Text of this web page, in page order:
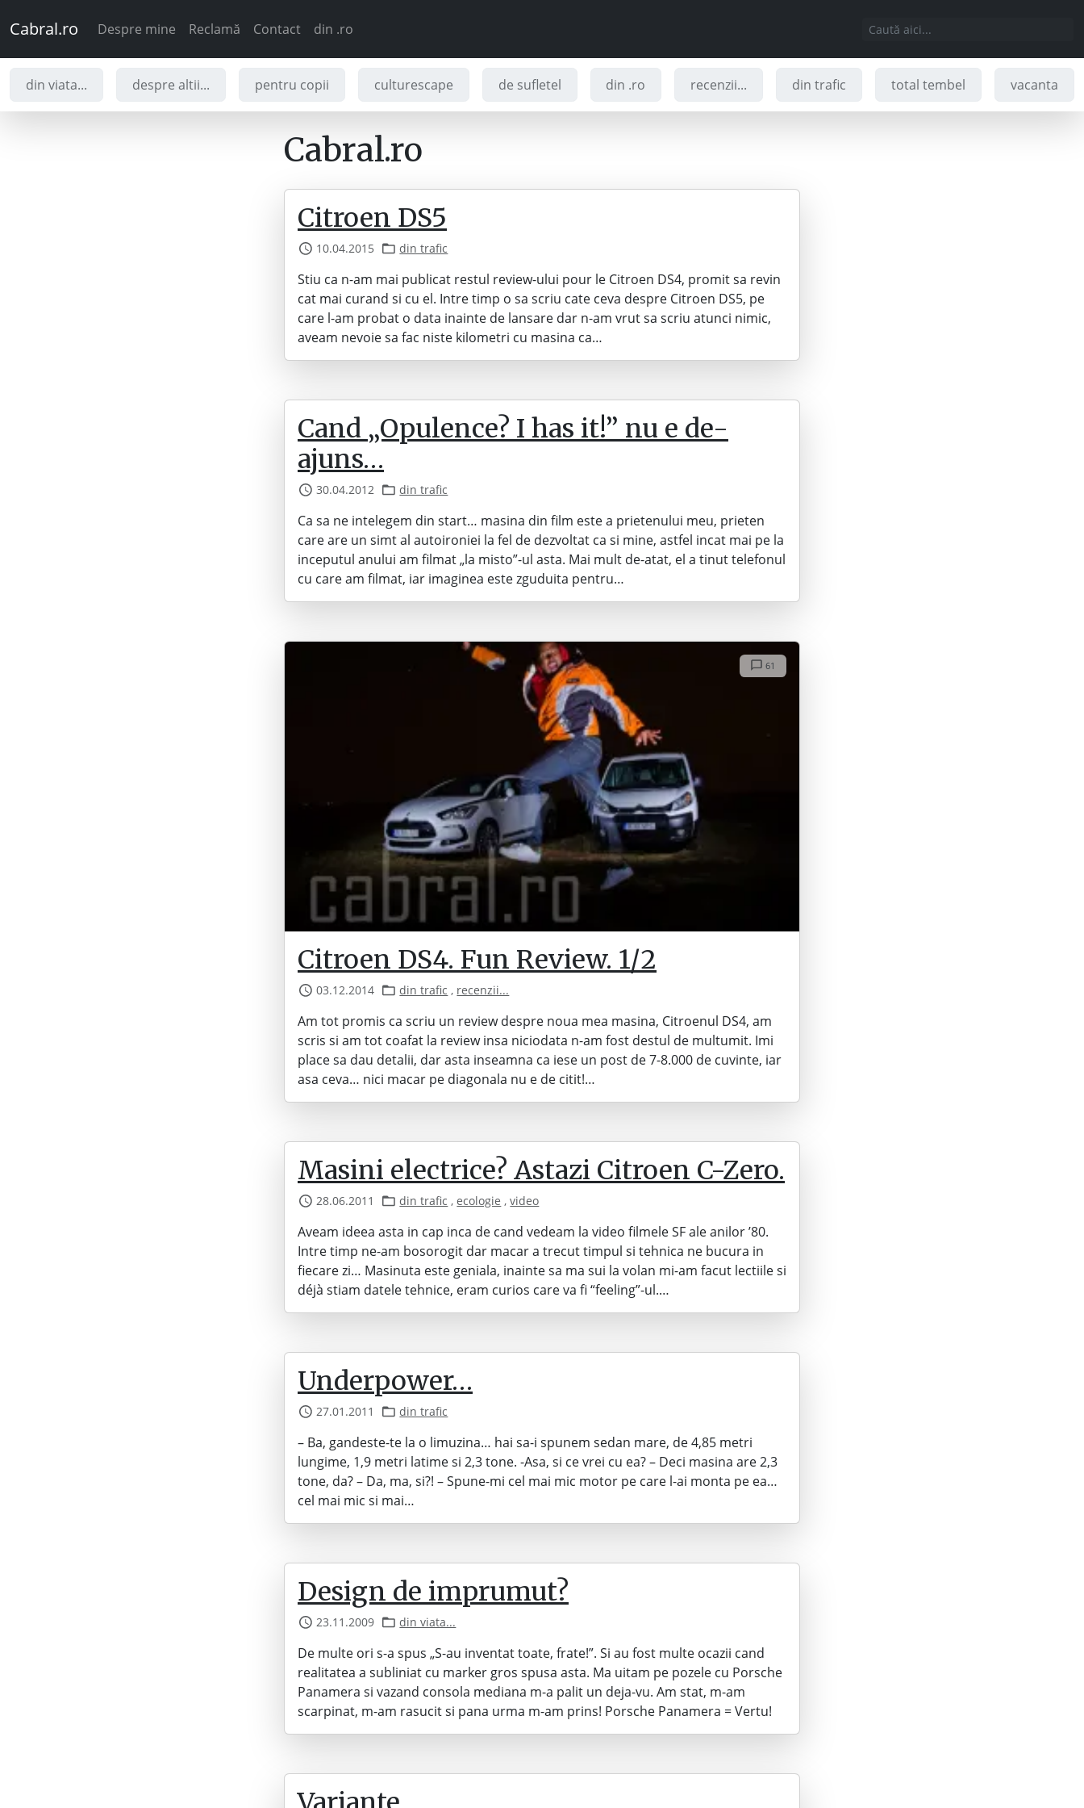
Cabral.ro Despre mine Reclamă Contact din .ro
din viata... despre altii... pentru copii culturescape de sufletel din .ro recenzii... din trafic total tembel vacanta
Cabral.ro
Citroen DS5
10.04.2015 din trafic
Stiu ca n-am mai publicat restul review-ului pour le Citroen DS4, promit sa revin
cat mai curand si cu el. Intre timp o sa scriu cate ceva despre Citroen DS5, pe
care l-am probat o data inainte de lansare dar n-am vrut sa scriu atunci nimic,
aveam nevoie sa fac niste kilometri cu masina ca…
Cand „Opulence? I has it!” nu e de-
ajuns…
30.04.2012 din trafic
Ca sa ne intelegem din start… masina din film este a prietenului meu, prieten
care are un simt al autoironiei la fel de dezvoltat ca si mine, astfel incat mai pe la
inceputul anului am filmat „la misto”-ul asta. Mai mult de-atat, el a tinut telefonul
cu care am filmat, iar imaginea este zguduita pentru…
61
Citroen DS4. Fun Review. 1/2
03.12.2014 din trafic , recenzii...
Am tot promis ca scriu un review despre noua mea masina, Citroenul DS4, am
scris si am tot coafat la review insa niciodata n-am fost destul de multumit. Imi
place sa dau detalii, dar asta inseamna ca iese un post de 7-8.000 de cuvinte, iar
asa ceva… nici macar pe diagonala nu e de citit!…
Masini electrice? Astazi Citroen C-Zero.
28.06.2011 din trafic ,ecologie ,video
Aveam ideea asta in cap inca de cand vedeam la video filmele SF ale anilor ’80.
Intre timp ne-am bosorogit dar macar a trecut timpul si tehnica ne bucura in
fiecare zi… Masinuta este geniala, inainte sa ma sui la volan mi-am facut lectiile si
déjà stiam datele tehnice, eram curios care va fi “feeling”-ul.…
Underpower…
27.01.2011 din trafic
– Ba, gandeste-te la o limuzina… hai sa-i spunem sedan mare, de 4,85 metri
lungime, 1,9 metri latime si 2,3 tone. -Asa, si ce vrei cu ea? – Deci masina are 2,3
tone, da? – Da, ma, si?! – Spune-mi cel mai mic motor pe care l-ai monta pe ea…
cel mai mic si mai…
Design de imprumut?
23.11.2009 din viata...
De multe ori s-a spus „S-au inventat toate, frate!”. Si au fost multe ocazii cand
realitatea a subliniat cu marker gros spusa asta. Ma uitam pe pozele cu Porsche
Panamera si vazand consola mediana m-a palit un deja-vu. Am stat, m-am
scarpinat, m-am rasucit si pana urma m-am prins! Porsche Panamera = Vertu!